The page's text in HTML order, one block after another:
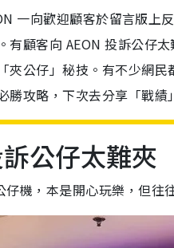
一向歡迎顧客於留言版
有顧客向 AEON 投訴公仔
夾公仔」秘技。有不少網
勝攻略，下次去分享「戰績
公仔太難夾
仔機，本是開心玩樂，但往